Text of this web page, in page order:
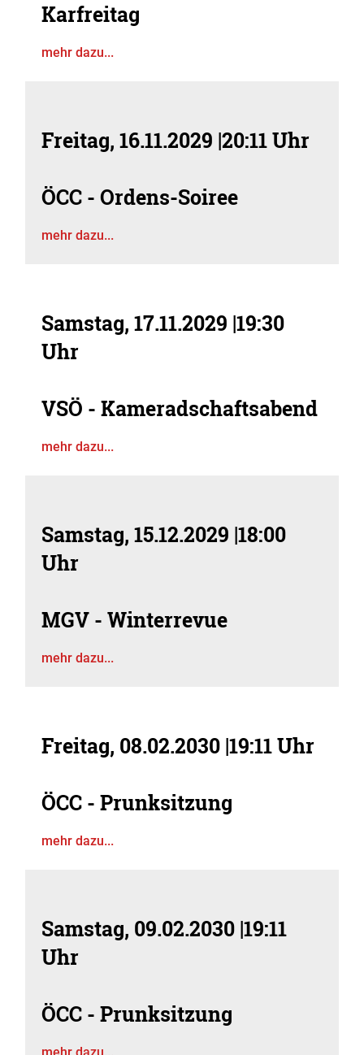
Karfreitag
mehr dazu...
Freitag, 16.11.2029 |20:11 Uhr
ÖCC - Ordens-Soiree
mehr dazu...
Samstag, 17.11.2029 |19:30
Uhr
VSÖ - Kameradschaftsabend
mehr dazu...
Samstag, 15.12.2029 |18:00
Uhr
MGV - Winterrevue
mehr dazu...
Freitag, 08.02.2030 |19:11 Uhr
ÖCC - Prunksitzung
mehr dazu...
Samstag, 09.02.2030 |19:11
Uhr
ÖCC - Prunksitzung